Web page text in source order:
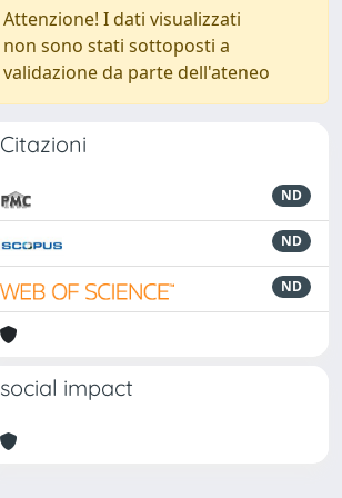
Attenzione! I dati visualizzati
non sono stati sottoposti a
validazione da parte dell'ateneo
Citazioni
ND
ND
ND
social impact